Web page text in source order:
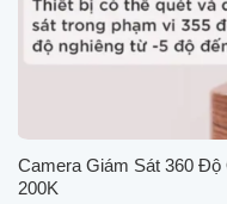
Camera Giám Sát 360 Độ
200K